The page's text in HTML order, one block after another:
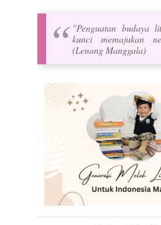
"Penguatan budaya
kunci memajukan
(Lenang Manggala)